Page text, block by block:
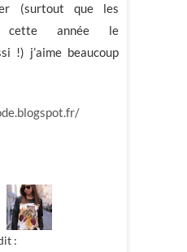
(surtout que les
cette année le
!) j’aime beaucoup
: